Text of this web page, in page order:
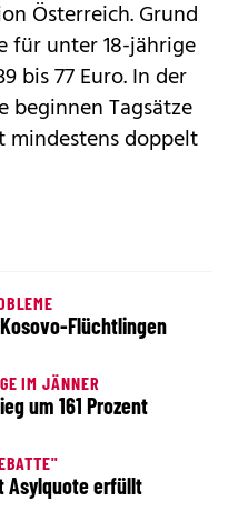
Österreich. Grund
für unter 18-jährige
bis 77 Euro. In der
beginnen Tagsätze
mindestens doppelt
Flüchtlingen
IM JÄNNER
um 161 Prozent
Asylquote erfüllt